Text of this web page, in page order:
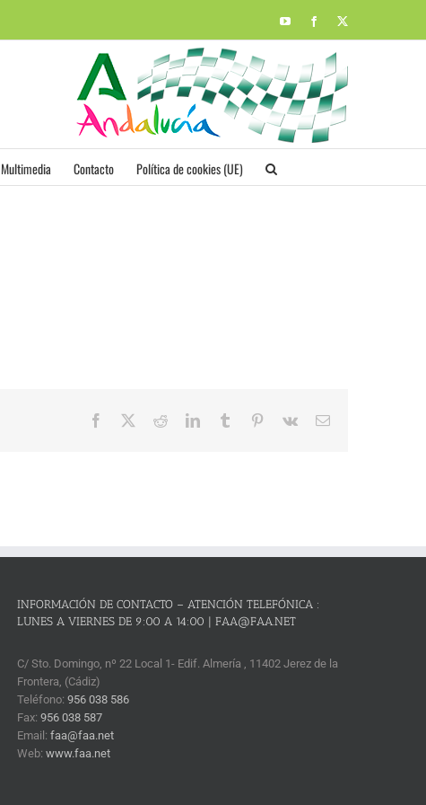
YouTubeFacebook
Multimedia Contacto Política de cookies (UE)
Facebook RedditLinkedInTumblr Pinterest
Vk
Correo
INFORMACIÓN DE CONTACTO – ATENCIÓN TELEFÓNICA :
LUNES A VIERNES DE 9:00 A 14:00 | FAA@FAA.NET
C/ Sto. Domingo, nº 22 Local 1- Edif. Almería , 11402 Jerez de la
Frontera, (Cádiz)
Teléfono:956 038 586
Fax:956 038 587
Email:faa@faa.net
Web:www.faa.net